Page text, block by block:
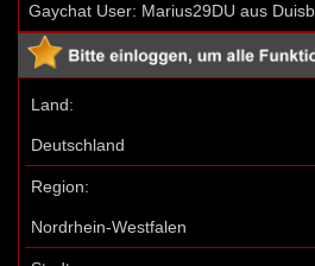
Gaychat User: Marius29DU aus
Land:
Deutschland
Region:
Nordrhein-Westfalen